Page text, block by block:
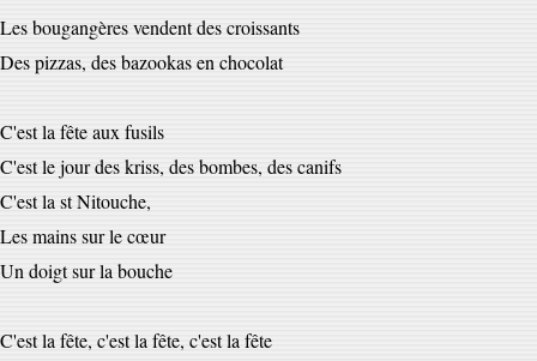
Les bougangères vendent des croissants
Des pizzas, des bazookas en chocolat
C'est la fête aux fusils
C'est le jour des kriss, des bombes, des canifs
C'est la st Nitouche,
Les mains sur le cœur
Un doigt sur la bouche
C'est la fête, c'est la fête, c'est la fête